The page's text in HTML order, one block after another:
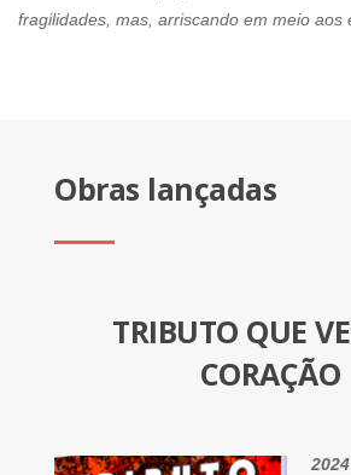
fragilidades, mas, arriscando em meio aos
Obras lançadas
TRIBUTO QUE
CORAÇÃO